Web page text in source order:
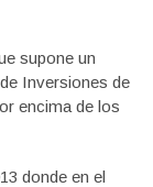
supone un
Inversiones de
encima de los
donde en el